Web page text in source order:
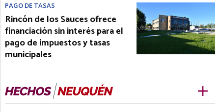
PAGO DE TASAS
Rincón de los Sauces ofrece
financiación sin interés para el
pago de impuestos y tasas
municipales